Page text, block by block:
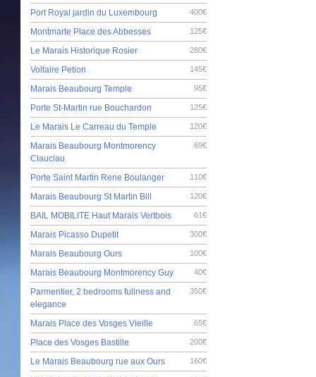
400€
Port Royal jardin du Luxembourg
125€
Montmarte Place des Abbesses
280€
Le Marais Historique Rosier
145€
Voltaire Petion
95€
Marais Beaubourg Temple
125€
Porte St-Martin rue Bouchardon
120€
Le Marais Le Carreau du Temple
69€
Marais Beaubourg Montmorency
Clauclau
110€
Porte Saint Martin Rene Boulanger
120€
Marais Beaubourg St Martin Bill
61€
BAIL MOBILITE Haut Marais Vertbois
300€
Marais Picasso Dupetit
100€
Marais Beaubourg Ours
40€
Marais Beaubourg Montmorency Guy
350€
Parmentier, 2 bedrooms fullness and
elegance
65€
Marais Place des Vosges Vieille
200€
Place des Vosges Bastille
160€
Le Marais Beaubourg rue aux Ours